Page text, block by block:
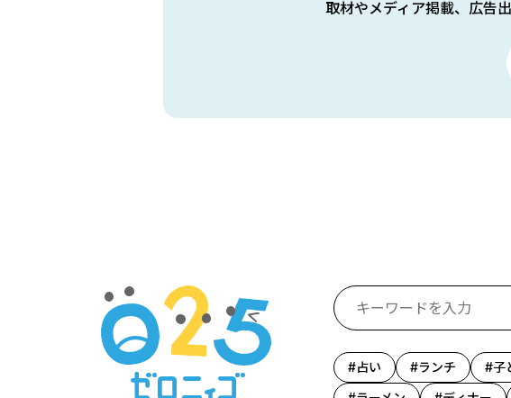
取材やメディア掲載、広告
占い ランチ 子